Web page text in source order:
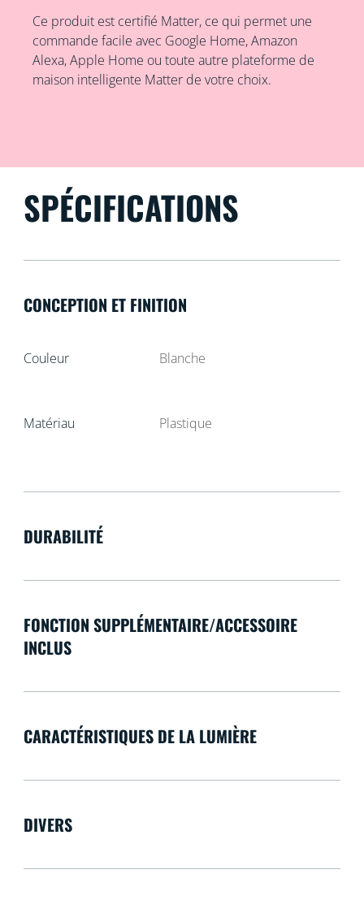
Ce produit est certifié Matter, ce qui permet une
commande facile avec Google Home, Amazon
Alexa, Apple Home ou toute autre plateforme de
maison intelligente Matter de votre choix.
SPÉCIFICATIONS
CONCEPTION ET FINITION
Couleur Blanche
Matériau Plastique
DURABILITÉ
FONCTION SUPPLÉMENTAIRE/ACCESSOIRE
INCLUS
CARACTÉRISTIQUES DE LA LUMIÈRE
DIVERS